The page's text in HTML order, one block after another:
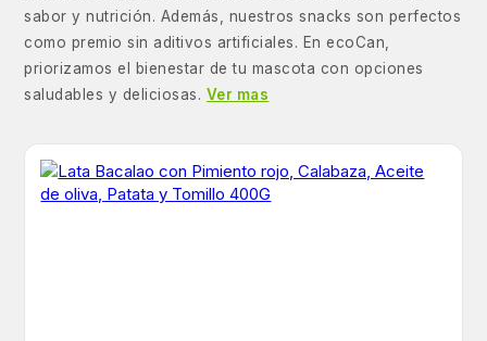
sabor y nutrición. Además, nuestros snacks son perfectos
como premio sin aditivos artificiales. En ecoCan,
priorizamos el bienestar de tu mascota con opciones
saludables y deliciosas. Ver mas